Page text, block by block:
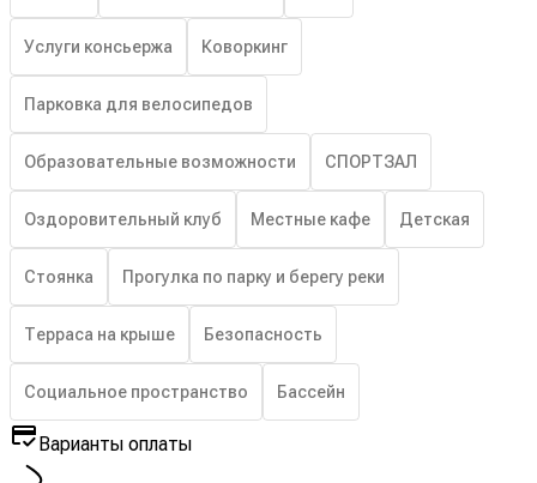
Услуги консьержа Коворкинг
Парковка для велосипедов
Образовательные возможности СПОРТЗАЛ
Оздоровительный клуб Местные кафе Детская
Стоянка Прогулка по парку и берегу реки
Терраса на крыше Безопасность
Социальное пространство Бассейн
Варианты оплаты